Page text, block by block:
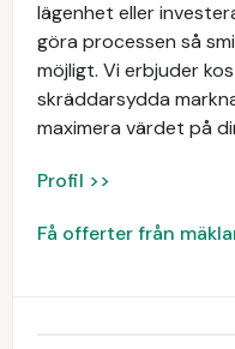
lägenhet eller
göra processen så
möjligt. Vi erbjuder
skräddarsydda
maximera värdet på
Profil >>
Få offerter från